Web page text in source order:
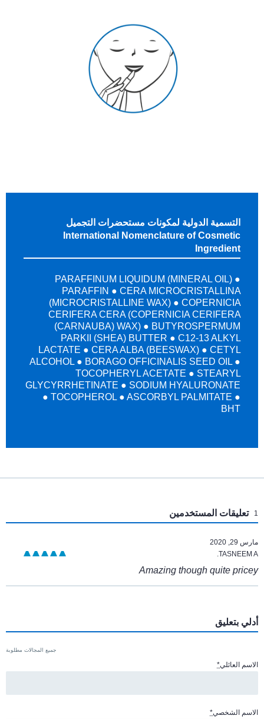
التسمية الدولية لمكونات مستحضرات التجميل
International Nomenclature of Cosmetic
Ingredient
PARAFFINUM LIQUIDUM (MINERAL OIL) ●
PARAFFIN ● CERA MICROCRISTALLINA
(MICROCRISTALLINE WAX) ● COPERNICIA
CERIFERA CERA (COPERNICIA CERIFERA
(CARNAUBA) WAX) ● BUTYROSPERMUM
PARKII (SHEA) BUTTER ● C12-13 ALKYL
LACTATE ● CERA ALBA (BEESWAX) ● CETYL
ALCOHOL ● BORAGO OFFICINALIS SEED OIL ●
TOCOPHERYL ACETATE ● STEARYL
GLYCYRRHETINATE ● SODIUM HYALURONATE
● TOCOPHEROL ● ASCORBYL PALMITATE ●
BHT
تعليقات المستخدمين 1
TASNEEM A.
مارس 29, 2020
Amazing though quite pricey
أدلي بتعليق
جميع المجالات مطلوبة
الاسم العائلي*
الاسم الشخصي*